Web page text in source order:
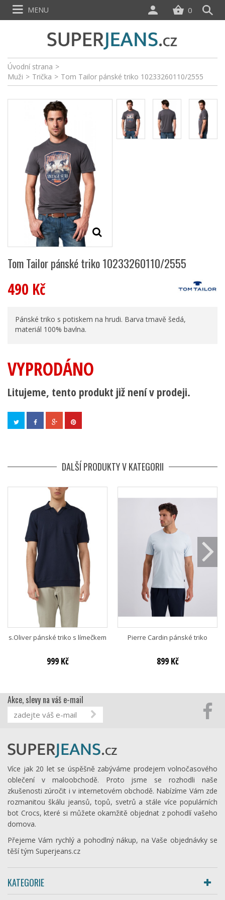
Úvodní strana >
Muži > Trička > Tom Tailor pánské triko 10233260110/2555
Tom Tailor pánské triko 10233260110/2555
490 Kč
Pánské triko s potiskem na hrudi. Barva tmavě šedá,
materiál 100% bavlna.
VYPRODÁNO
Litujeme, tento produkt již není v prodeji.
DALŠÍ PRODUKTY V KATEGORII
s.Oliver pánské triko s límečkem
999 Kč
Pierre Cardin pánské triko
899 Kč
0
MENU
Akce, slevy na váš e-mail
Více jak 20 let se úspěšně zabýváme prodejem volnočasového
oblečení v maloobchodě. Proto jsme se rozhodli naše
zkušenosti zúročit i v internetovém obchodě. Nabízíme Vám zde
rozmanitou škálu jeansů, topů, svetrů a stále více populárních
bot Crocs, které si můžete okamžitě objednat z pohodlí vašeho
domova.
Přejeme Vám rychlý a pohodlný nákup, na Vaše objednávky se
těší tým Superjeans.cz
KATEGORIE